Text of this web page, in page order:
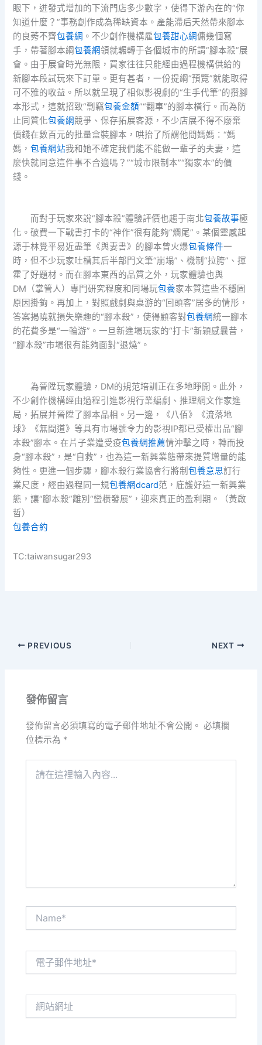
眼下，迸發式增加的下流門店多少數字，使得下游內在的“你
知道什麼？”事務創作成為稀缺資本。產能滯后天然帶來腳本
的良莠不齊包養網 。不少創作機構雇包養甜心網傭幾個寫
手，帶著腳本綱包養網領就輾轉于各個城市的所謂“腳本殺”展
會。由于展會時光無限，買家往往只能經由過程機構供給的
新腳本段試玩來下訂單。更有甚者，一份提綱“預覽”就能取得
可不雅的收益。所以就呈現了相似影視劇的“生手代筆”的攢腳
本形式，這就招致“剽竊包養金額”“翻車”的腳本橫行。而為防
止同質化包養網競爭、保存拓展客源，不少店展不得不廢棄
價錢在數百元的批量盒裝腳本，哄抬了所謂他問媽媽：“媽
媽，包養網站我和她不確定我們能不能做一輩子的夫妻，這
麼快就同意這件事不合適嗎？”“城市限制本”“獨家本”的價
錢。
而對于玩家來說“腳本殺”體驗評價也趨于南北包養故事極
化。破費一下戰書打卡的“神作”很有能夠“爛尾”。某個靈感起
源于林覺平易近盡筆《與妻書》的腳本曾火爆包養條件一
時，但不少玩家吐槽其后半部門文筆“崩塌”、機制“拉胯”、揮
霍了好題材。而在腳本東西的品質之外，玩家體驗也與
DM（掌管人）專門研究程度和同場玩包養家本質這些不穩固
原因掛鉤。再加上，對照戲劇與桌游的“回頭客”居多的情形，
答案揭曉就損失樂趣的“腳本殺”，使得顧客對包養網統一腳本
的花費多是“一輪游”。一旦新進場玩家的“打卡”新穎感曩昔，
“腳本殺”市場很有能夠面對“退燒”。
為晉陞玩家體驗，DM的規范培訓正在多地睜開。此外，
不少創作機構經由過程引進影視行業編劇、推理網文作家進
局，拓展并晉陞了腳本品相。另一邊，《八佰》《流落地
球》《無間道》等具有市場號令力的影視IP都已受權出品“腳
本殺”腳本。在片子業遭受疫包養網推薦情沖擊之時，轉而投
身“腳本殺”，是“自救”，也為這一新興業態帶來提質增量的能
夠性。更進一個步驟，腳本殺行業協會行將制包養意思訂行
業尺度，經由過程同一規包養網dcard范，庇護好這一新興業
態，讓“腳本殺”離別“蠻橫發展”，迎來真正的盈利期。（黃啟
哲）
包養合約
TC:taiwansugar293
PREVIOUS NEXT
發佈留言
發佈留言必須填寫的電子郵件地址不會公開。 必填欄
位標示為 *